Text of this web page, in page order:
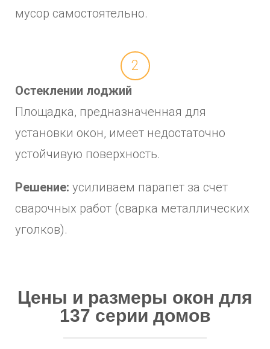
мусор самостоятельно.
2
Остеклении лоджий
Площадка, предназначенная для
установки окон, имеет недостаточно
устойчивую поверхность.
Решение: усиливаем парапет за счет
сварочных работ (сварка металлических
уголков).
Цены и размеры окон для
137 серии домов